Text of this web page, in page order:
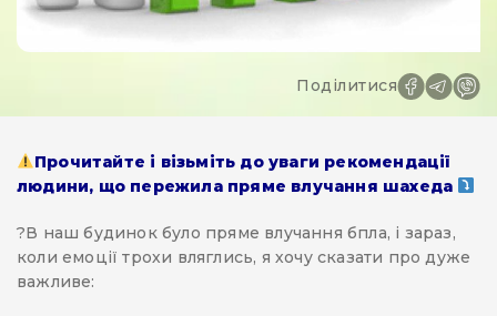
Поділитися
Прочитайте і візьміть до уваги рекомендації
людини, що пережила пряме влучання шахеда
?️В наш будинок було пряме влучання бпла, і зараз,
коли емоції трохи вляглись, я хочу сказати про дуже
важливе: